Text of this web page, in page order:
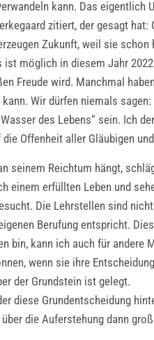
kann. Das
zitiert, der gesagt
Zukunft, weil sie
möglich in diesem Jahr
Freude wird. Manchmal
Wir dürfen niemals sagen:
des Lebens“ sein. Ich
Offenheit aller Gläubigen
seinem Reichtum hängt,
einem erfüllten Leben und
Die Lehrstellen sind
Berufung entspricht.
bin, kann ich auch für
wenn sie ihre
der Grundstein ist gelegt.
Grundentscheidung
die Auferstehung dann